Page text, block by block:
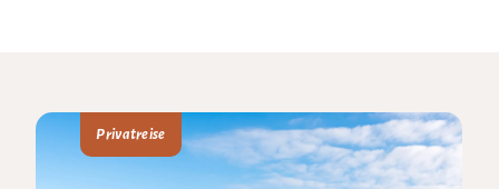
Privatreise